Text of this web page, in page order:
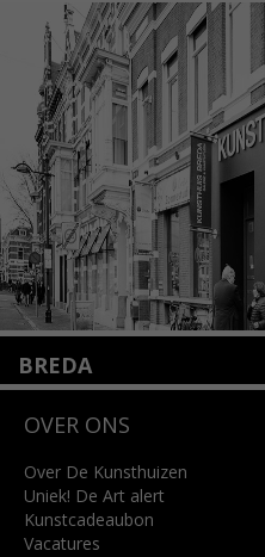
Amstelveenseweg 135
1075 VX Amsterdam
+31 (0)20 2332546
info@kunsthuisamsterdam.nl
Lees meer
BREDA
4818 SB Breda
info@kunsthuisbreda.nl
Lees meer
OVER ONS
Over De Kunsthuizen
Uniek! De Art alert
Kunstcadeaubon
Vacatures